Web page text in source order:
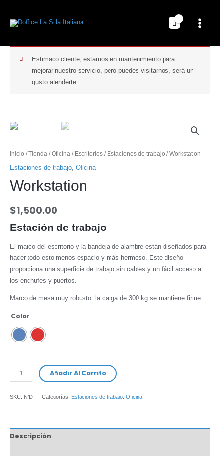
Estimado cliente, estamos en mantenimiento para
mejorar nuestro servicio, pero puedes visitarnos, será un
gusto atenderte.
Inicio /Tienda /Oficina / Escritorios / Estaciones de trabajo / Workstation
Estaciones de trabajo, Oficina
Workstation
$1,500.00
Estación de trabajo
El marco del escritorio y la bandeja de alambre están diseñados para
hacer todo esto menos espacio y más hermoso. Este diseño
proporciona una superficie de trabajo sin cables y un fácil acceso a
los enchufes y puertos.
Marco de mesa muy robusto: la carga de 300 kg se mantiene firme.
Color
Añadir Al Carrito
SKU: N/D Categorías: Estaciones de trabajo, Oficina
Descripción